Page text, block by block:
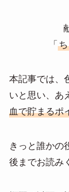
「
本記事では、
いと思い、あ
血で貯まるポ
きっと誰かの
後までお読み